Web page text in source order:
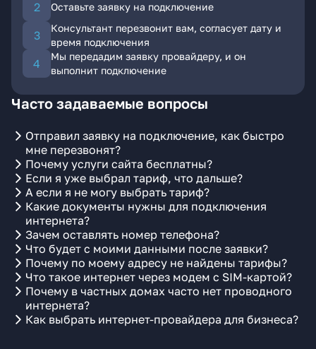
Оставьте заявку на подключение
Консультант перезвонит вам, согласует дату и
время подключения
Мы передадим заявку провайдеру, и он
выполнит подключение
Часто задаваемые вопросы
Отправил заявку на подключение, как быстро
мне перезвонят?
Почему услуги сайта бесплатны?
Если я уже выбрал тариф, что дальше?
А если я не могу выбрать тариф?
Какие документы нужны для подключения
интернета?
Зачем оставлять номер телефона?
Что будет с моими данными после заявки?
Почему по моему адресу не найдены тарифы?
Что такое интернет через модем с SIM-картой?
Почему в частных домах часто нет проводного
интернета?
Как выбрать интернет-провайдера для бизнеса?